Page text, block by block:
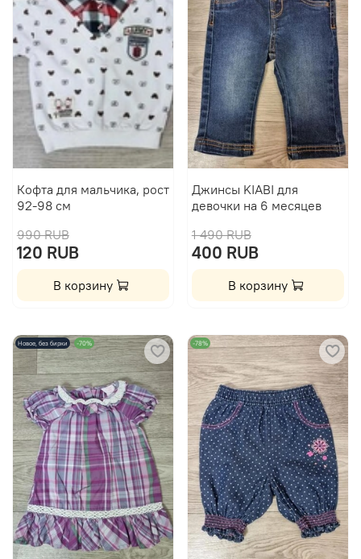
Кофта для мальчика, рост
92-98 см
990 RUB
120 RUB
В корзину
Джинсы KIABI для
девочки на 6 месяцев
1 490 RUB
400 RUB
В корзину
Новое, без бирки -70% -78%